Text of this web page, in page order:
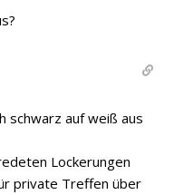
schwarz auf weiß aus
Lockerungen
private Treffen über